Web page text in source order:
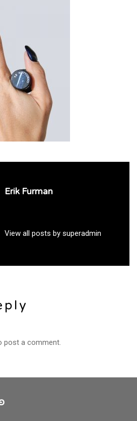
Erik Furman
View all posts by superadmin
post a comment.